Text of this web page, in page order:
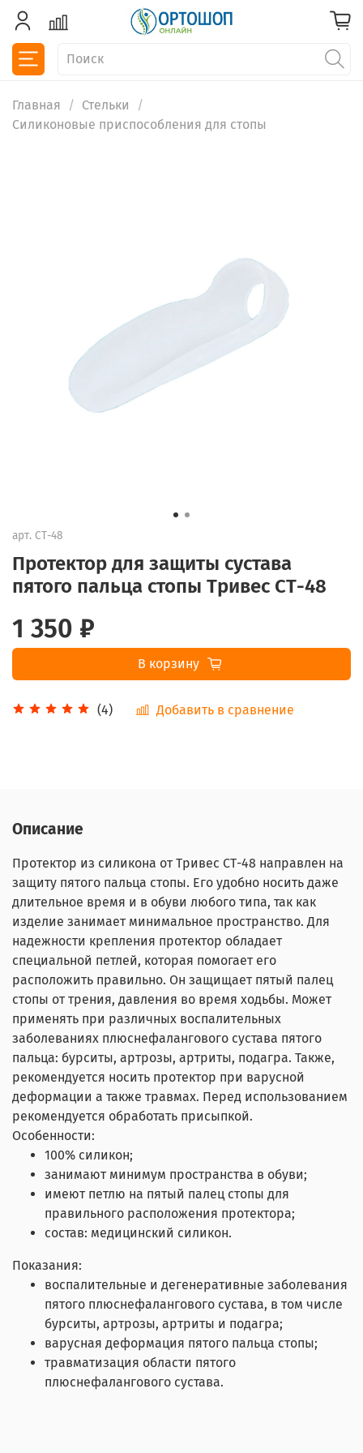
Главная
Стельки
Силиконовые приспособления для стопы
арт. СТ-48
Протектор для защиты сустава
пятого пальца стопы Тривес СТ-48
(4) Добавить в сравнение
1 350 ₽
В корзину
Описание
Протектор из силикона от Тривес СТ-48 направлен на
защиту пятого пальца стопы. Его удобно носить даже
длительное время и в обуви любого типа, так как
изделие занимает минимальное пространство. Для
надежности крепления протектор обладает
специальной петлей, которая помогает его
расположить правильно. Он защищает пятый палец
стопы от трения, давления во время ходьбы. Может
применять при различных воспалительных
заболеваниях плюснефалангового сустава пятого
пальца: бурситы, артрозы, артриты, подагра. Также,
рекомендуется носить протектор при варусной
деформации а также травмах. Перед использованием
рекомендуется обработать присыпкой.
Особенности:
100% силикон;
занимают минимум пространства в обуви;
имеют петлю на пятый палец стопы для
правильного расположения протектора;
состав: медицинский силикон.
Показания:
воспалительные и дегенеративные заболевания
пятого плюснефалангового сустава, в том числе
бурситы, артрозы, артриты и подагра;
варусная деформация пятого пальца стопы;
травматизация области пятого
плюснефалангового сустава.